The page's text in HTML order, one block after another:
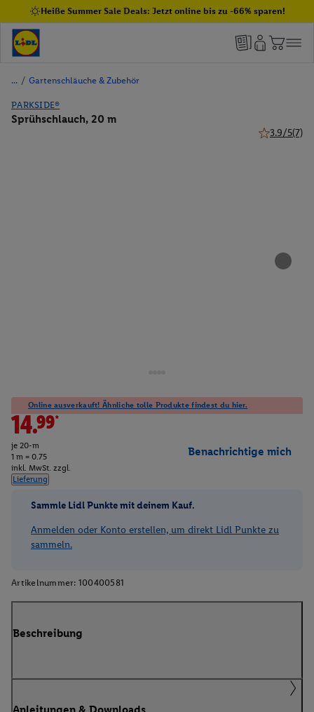
Heiße Summer Sale Deals: Jetzt online bis zu -66% sparen!
/ Gartenschläuche & Zubehör
PARKSIDE®
Sprühschlauch, 20 m
3.9/5(7)
Online ausverkauft! Ähnliche tolle Produkte findest du hier.
14.99*
je 20-m
1 m = 0.75
inkl. MwSt. zzgl.
Lieferung
Benachrichtige mich
Sammle Lidl Punkte mit deinem Kauf.
Anmelden oder Konto erstellen, um direkt Lidl Punkte zu
sammeln.
Artikelnummer: 100400581
Beschreibung